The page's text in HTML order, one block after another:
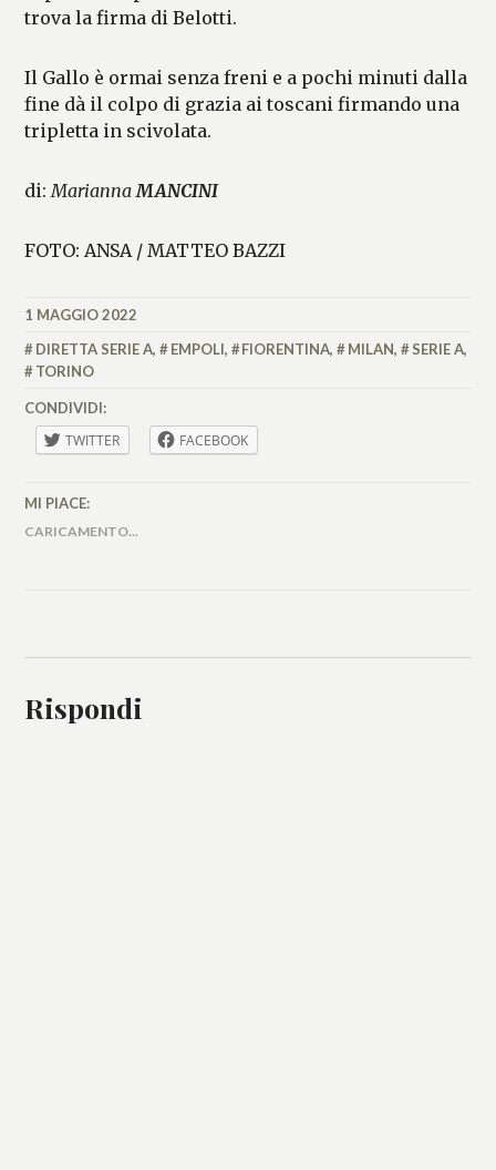
trova la firma di Belotti.
Il Gallo è ormai senza freni e a pochi minuti dalla
fine dà il colpo di grazia ai toscani firmando una
tripletta in scivolata.
di: MariannaMANCINI
FOTO: ANSA / MATTEO BAZZI
MARIANNA
1 MAGGIO 2022
DIRETTA SERIE A, EMPOLI, FIORENTINA, MILAN, SERIE A,
TORINO
CONDIVIDI:
TWITTER FACEBOOK
MI PIACE:
CARICAMENTO...
Rispondi